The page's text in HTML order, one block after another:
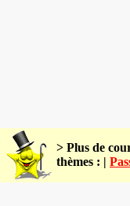
> Plus de
thèmes : |